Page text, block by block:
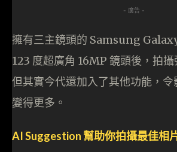
- 廣告 -
擁有三主鏡頭的 Samsung
123 度超廣角 16MP 鏡頭後，拍攝
但其實今代還加入了其他功能，
變得更多。
AI Suggestion 幫助你拍攝最佳相